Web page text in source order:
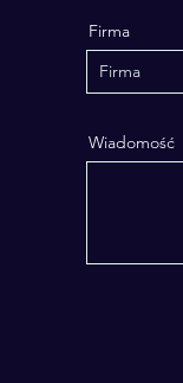
Firma
Wiadomość